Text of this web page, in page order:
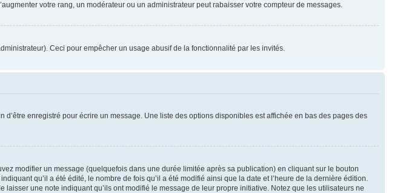
votre rang, un modérateur ou un administrateur peut rabaisser votre compteur de messages.
Ceci pour empêcher un usage abusif de la fonctionnalité par les invités.
enregistré pour écrire un message. Une liste des options disponibles est affichée en bas des pages des
modifier un message (quelquefois dans une durée limitée après sa publication) en cliquant sur le bouton
qu’il a été édité, le nombre de fois qu’il a été modifié ainsi que la date et l’heure de la dernière édition.
une note indiquant qu’ils ont modifié le message de leur propre initiative. Notez que les utilisateurs ne